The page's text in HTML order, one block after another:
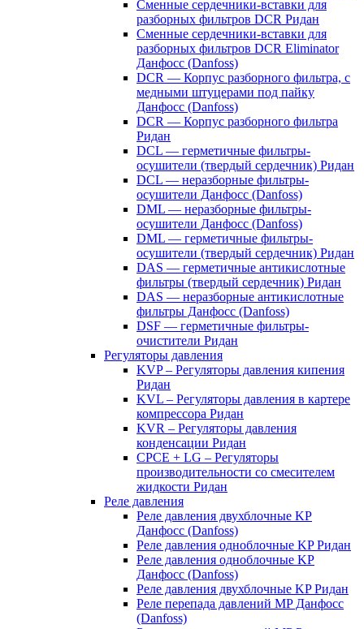
Сменные сердечники-вставки для
разборных фильтров DCR Ридан
Сменные сердечники-вставки для
разборных фильтров DCR Eliminator
Данфосс (Danfoss)
DCR — Корпус разборного фильтра, с
медными штуцерами под пайку
Данфосс (Danfoss)
DCR — Корпус разборного фильтра
Ридан
DCL — герметичные фильтры-
осушители (твердый сердечник) Ридан
DCL — неразборные фильтры-
осушители Данфосс (Danfoss)
DML — неразборные фильтры-
осушители Данфосс (Danfoss)
DML — герметичные фильтры-
осушители (твердый сердечник) Ридан
DAS — герметичные антикислотные
фильтры (твердый сердечник) Ридан
DAS — неразборные антикислотные
фильтры Данфосс (Danfoss)
DSF — герметичные фильтры-
очистители Ридан
Регуляторы давления
KVP – Регуляторы давления кипения
Ридан
KVL – Регуляторы давления в картере
компрессора Ридан
KVR – Регуляторы давления
конденсации Ридан
CPCE + LG – Регуляторы
производительности со смесителем
жидкости Ридан
Реле давления
Реле давления двухблочные KP
Данфосс (Danfoss)
Реле давления одноблочные KP Ридан
Реле давления одноблочные KP
Данфосс (Danfoss)
Реле давления двухблочные KP Ридан
Реле перепада давлений MP Данфосс
(Danfoss)